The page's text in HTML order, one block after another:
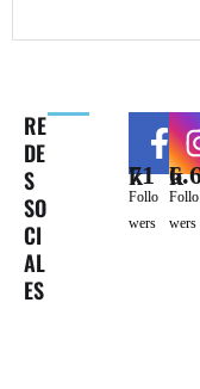
RE
DE
S
SO
CI
AL
ES
71k
Follo
wers
6.6k
Follo
wers